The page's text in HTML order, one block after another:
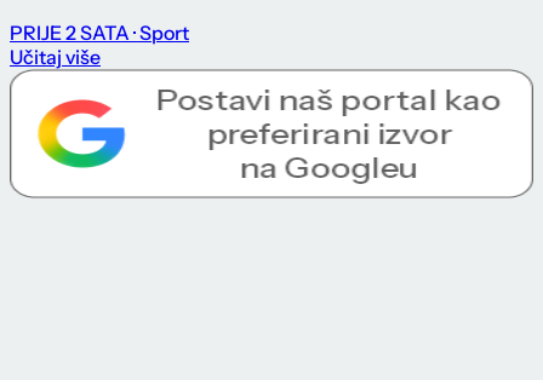
PRIJE 2 SATA · Sport
Učitaj više